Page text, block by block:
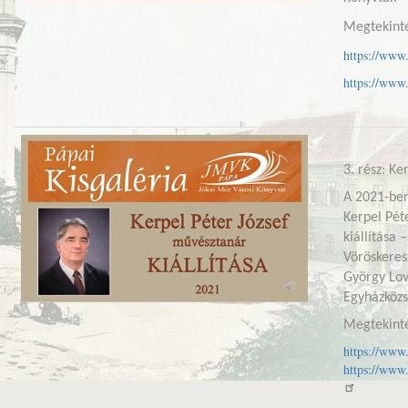
https://
https://
3. rész:
A 2021-
Kerpel
kiállítása
György
https://
https://